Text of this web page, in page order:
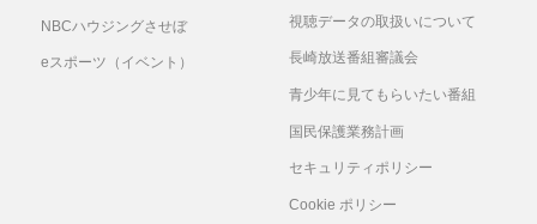
NBCハウジングさせぼ
eスポーツ（イベント）
視聴データの取扱いについて
長崎放送番組審議会
青少年に見てもらいたい番組
国民保護業務計画
セキュリティポリシー
Cookie ポリシー